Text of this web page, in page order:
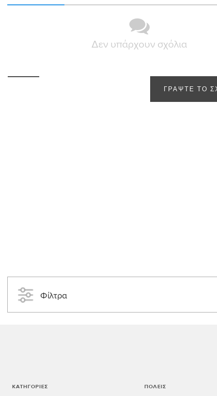
Δεν υπάρχουν σχόλια
ΓΡΆΨΤΕ ΤΟ
Φίλτρα
ΚΑΤΗΓΟΡΊΕΣ ΠΌΛΕΙΣ